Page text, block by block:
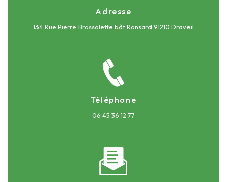
Adresse
134 Rue Pierre Brossolette bât Ronsard 91210 Draveil
Téléphone
06 45 36 12 77